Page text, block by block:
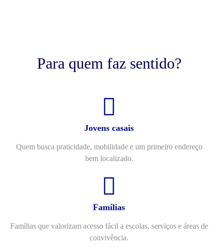
Para quem faz sentido?
Jovens casais
Quem busca praticidade, mobilidade e um primeiro endereço
bem localizado.
Famílias
Famílias que valorizam acesso fácil a escolas, serviços e áreas de
convivência.